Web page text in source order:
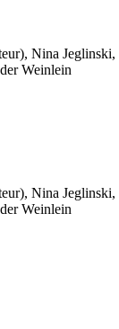
Nina Jeglinski,
Weinlein
Nina Jeglinski,
Weinlein